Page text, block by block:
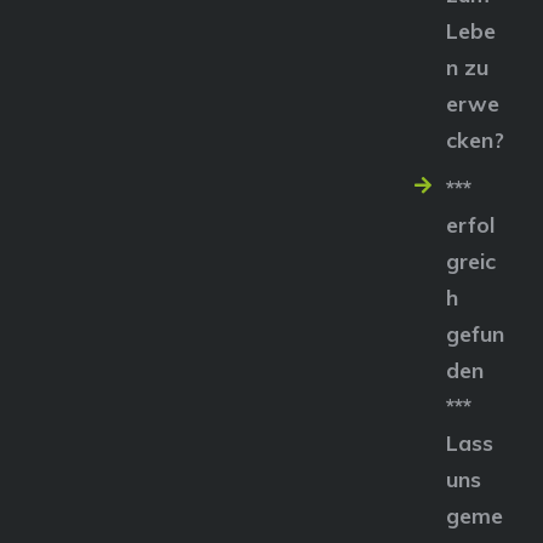
Lebe
n zu
erwe
cken?
***
erfol
greic
h
gefun
den
***
Lass
uns
geme